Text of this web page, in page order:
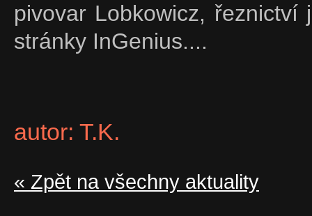
pivovar Lobkowicz, řeznictví
stránky InGenius....
autor: T.K.
« Zpět na všechny aktuality